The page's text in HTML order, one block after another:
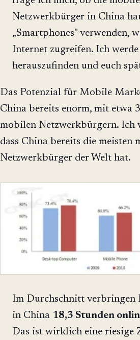
Netzwerkbürger in China
„Smartphones" verwenden,
Internet zugreifen. Ich werde
herauszufinden und euch
Das Potenzial für Mobile
China bereits enorm, mit etwa
mobilen Netzwerkbürgern. Ich
dass China bereits die meisten
Netzwerkbürger der Welt hat.
Im Durchschnitt verbringen
in China 18,3 Stunden
Das ist wirklich eine riesige